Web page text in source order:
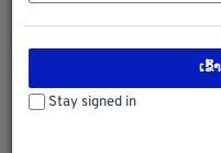
ພວກເຮົາມີລະບົບການຮັກສາຄວາມປອດ
ເຂົ້
Stay signed in